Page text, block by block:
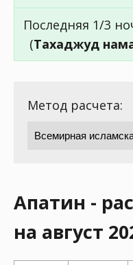
Последняя 1/3
(Тахаджуд
Метод расчета:
Апатин -
на август